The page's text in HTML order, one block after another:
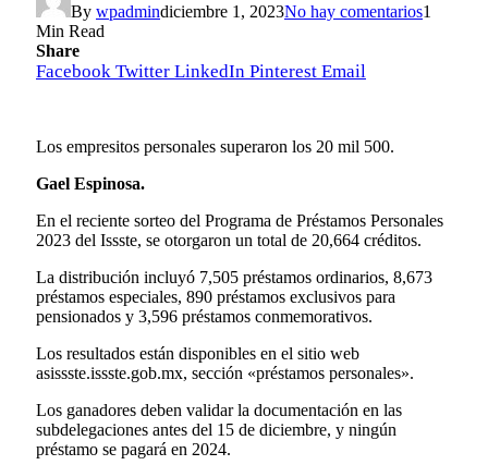
By wpadmindiciembre 1, 2023No hay comentarios1
Min Read
Share
Facebook Twitter LinkedIn Pinterest Email
Los empresitos personales superaron los 20 mil 500.
Gael Espinosa.
En el reciente sorteo del Programa de Préstamos Personales
2023 del Issste, se otorgaron un total de 20,664 créditos.
La distribución incluyó 7,505 préstamos ordinarios, 8,673
préstamos especiales, 890 préstamos exclusivos para
pensionados y 3,596 préstamos conmemorativos.
Los resultados están disponibles en el sitio web
asissste.issste.gob.mx, sección «préstamos personales».
Los ganadores deben validar la documentación en las
subdelegaciones antes del 15 de diciembre, y ningún
préstamo se pagará en 2024.